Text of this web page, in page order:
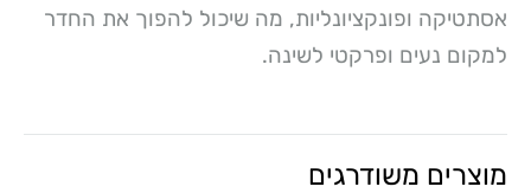
אסתטיקה ופונקציונליות, מה שיכול להפוך את החדר
למקום נעים ופרקטי לשינה.
מוצרים משודרגים